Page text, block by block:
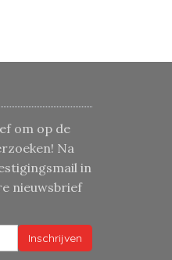
om op de
Na
in
nieuwsbrief
Inschrijven